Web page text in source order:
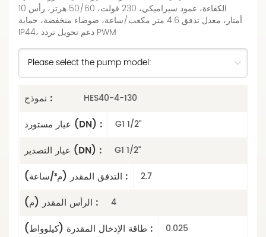
الكفاءة، عمود سيراميكي، 230 فولت، 50/60 هرتز، رأس 10
أمتار، معدل تدفق 4.6 متر مكعب/ساعة، ضوضاء منخفضة، حماية
IP44، دعم تحويل تردد PWM
نموذج : HES40-4-130
عيار مستورد (DN) : G1 1/2"
عيار التصدير (DN) : G1 1/2"
التدفق المقدر (م³/ساعة) : 2.7
الرأس المقدر (م) : 4
طاقة الإدخال المقدرة (كيلوواط) : 0.025